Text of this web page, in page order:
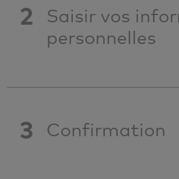
2
Saisir vos
personnelles
3 Confirmation